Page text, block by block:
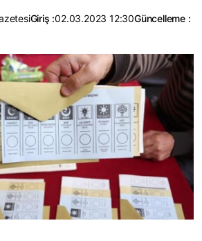
Giriş :02.03.2023 12:30Güncelleme :